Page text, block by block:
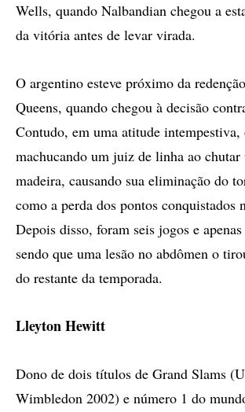
Wells, quando Nalbandian chegou a
da vitória antes de levar virada.
O argentino esteve próximo da
Queens, quando chegou à decisão
Contudo, em uma atitude intempestiva,
machucando um juiz de linha ao chutar
madeira, causando sua eliminação do
como a perda dos pontos conquistados
Depois disso, foram seis jogos e
sendo que uma lesão no abdômen o
do restante da temporada.
Lleyton Hewitt
Dono de dois títulos de Grand Slams
Wimbledon 2002) e número 1 do